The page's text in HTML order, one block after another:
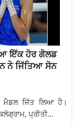
ਇੱਕ ਹੋਰ ਗੋਲਡ
ਨੇ ਜਿੱਤਿਆ ਸੋਨ
ਮੈਡਲ ਜਿੱਤ ਲਿਆ ਹੈ।
ਪ੍ਰੀਤੀ...